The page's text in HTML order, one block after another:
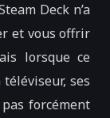
Deck n’a
et vous offrir
lorsque ce
ses
forcément